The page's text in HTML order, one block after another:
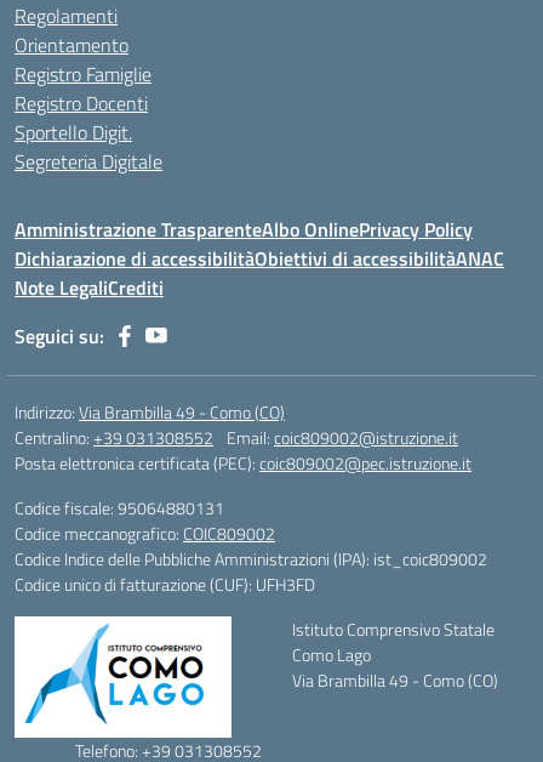
Regolamenti
Orientamento
Registro Famiglie
Registro Docenti
Sportello Digit.
Segreteria Digitale
Amministrazione TrasparenteAlbo OnlinePrivacy Policy
Dichiarazione di accessibilitàObiettivi di accessibilitàANAC
Note LegaliCrediti
Seguici su:
Indirizzo:Via Brambilla 49 - Como (CO)
Centralino:+39 031308552 Email:coic809002@istruzione.it
Posta elettronica certificata (PEC):coic809002@pec.istruzione.it
Codice fiscale: 95064880131
Codice meccanografico: COIC809002
Codice Indice delle Pubbliche Amministrazioni (IPA): ist_coic809002
Codice unico di fatturazione (CUF): UFH3FD
Istituto Comprensivo Statale
Como Lago
Via Brambilla 49 - Como (CO)
Telefono: +39 031308552